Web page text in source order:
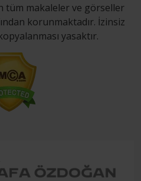
tüm makaleler ve görseller
korunmaktadır. İzinsiz
yasaktır.